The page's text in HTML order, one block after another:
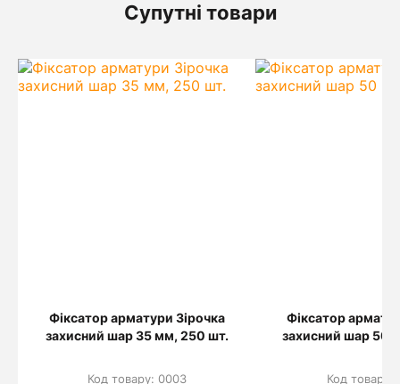
Супутні товари
Фіксатор арматури Зірочка
захисний шар 35 мм, 250 шт.
Код товару: 0003
Фіксатор
захисний шар 50
Код товару: